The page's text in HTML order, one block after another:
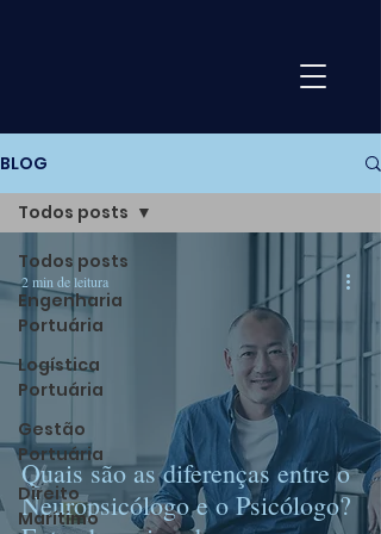
BLOG
Todos posts
Engenharia
Portuária
Logística
Portuária
Gestão
Portuária
Direito
Marítimo
Todos posts
Quais são as diferenças entre o
Neuropsicólogo e o Psicólogo?
2 min de leitura